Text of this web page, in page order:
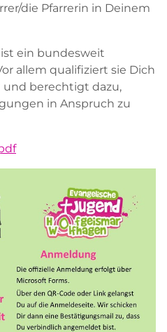
die Pfarrerin in Deinem
ein bundesweit
allem qualifiziert sie Dich
und berechtigt dazu,
in Anspruch zu